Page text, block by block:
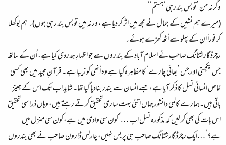
وگرنہ من ’تو بس بندرہی‘ ہستم‘‘
(میرے ہم نشیں کے جمال نے مجھ میں اثر کر دیا ہے، ورنہ میں تو بس بندر ہی ہوں)۔ ہم بوکھلا
کر فوراً ان کے پہلو سے اُٹھ کھڑے ہوئے۔
رچرڈ گارشٹانگ صاحب نے اسلام آباد کے بندروں سے جو اظہارِ ہمدردی کیا ہے، اُن کے ساتھ
جس یکجہتی اور جس ’بھائی چارے‘ کا مظاہرہ کیا ہے وہ اُنھی کو زیبا ہے۔ قرآنِ مجید میں بھی کسی
خاص انسانی نسل کا ذکر آیا ہے، جسے انسان سے بندر بنادیا گیا تھا۔ شاید اب تک اس کے جینز
باقی ہیں۔ہمارے کالمی دانشور جہاں اتنی بہت ساری تحقیق کرتے رہتے ہیں، وہاں ذرا سی تحقیق
اس بات کی بھی کر لیں کہ مذکورہ نسل اب …’ کون سی وادی میں ہے، کون سی منزل میں
ہے؟‘…ایک رچرڈ گارشٹانگ صاحب ہی پر بس نہیں، چارلس ڈارون صاحب نے بھی بندروں